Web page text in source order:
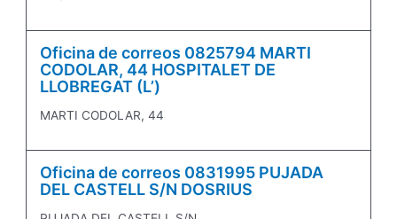
Oficina de correos 0825794 MARTI
CODOLAR, 44 HOSPITALET DE
LLOBREGAT (L’)
MARTI CODOLAR, 44
Oficina de correos 0831995 PUJADA
DEL CASTELL S/N DOSRIUS